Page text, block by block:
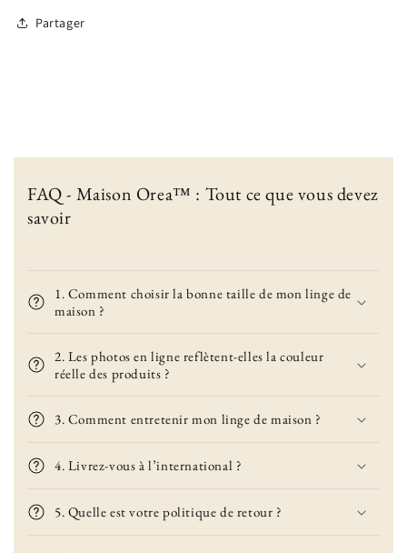
Partager
FAQ - Maison Orea™ : Tout ce que vous devez
savoir
1. Comment choisir la bonne taille de mon linge de
maison ?
2. Les photos en ligne reflètent-elles la couleur
réelle des produits ?
3. Comment entretenir mon linge de maison ?
4. Livrez-vous à l’international ?
5. Quelle est votre politique de retour ?